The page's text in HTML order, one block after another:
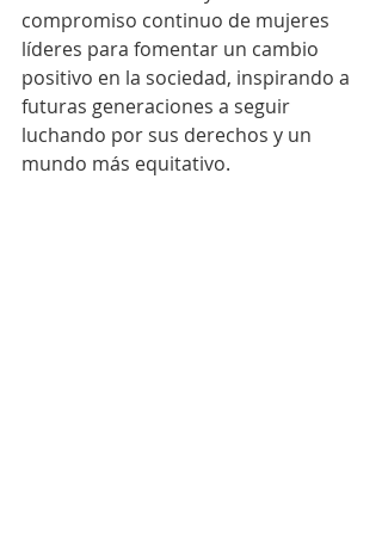
compromiso continuo de mujeres
líderes para fomentar un cambio
positivo en la sociedad, inspirando a
futuras generaciones a seguir
luchando por sus derechos y un
mundo más equitativo.